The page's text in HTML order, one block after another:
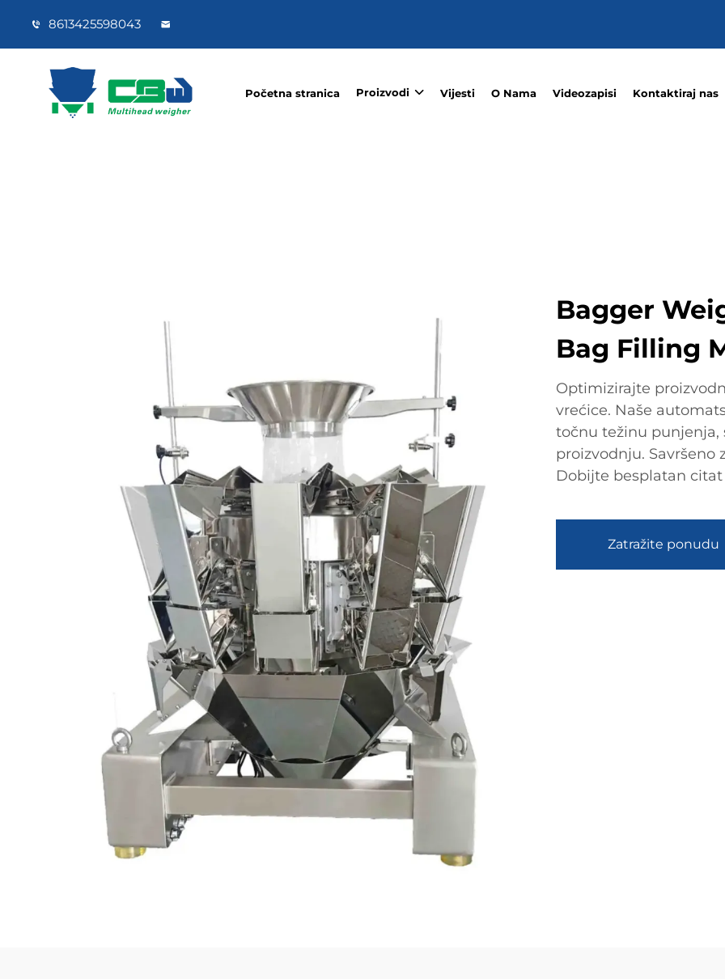
8613425598043
Početna stranica Proizvodi Vijesti O Nama Videozapisi Kontaktiraj nas
Bagger
Bag Filling
Optimizirajte
vrećice. Naše
točnu težinu
proizvodnju. Savršeno
Dobijte besplatan citat
Zatražite ponudu